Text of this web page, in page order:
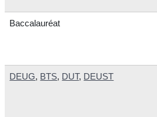
Baccalauréat
DEUG, BTS, DUT, DEUST